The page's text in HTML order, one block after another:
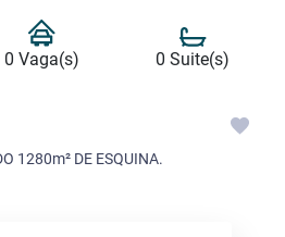
0 Vaga(s) 0 Suite(s)
1280m² DE ESQUINA.